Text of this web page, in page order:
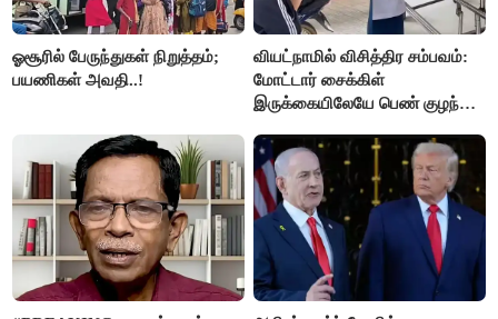
ஓசூரில் பேருந்துகள் நிறுத்தம்;
பயணிகள் அவதி..!
வியட்நாமில் விசித்திர சம்பவம்:
மோட்டார் சைக்கிள்
இருக்கையிலேயே பெண் குழந்தை